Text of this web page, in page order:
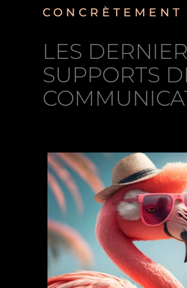
CONCRÈTEMENT
LES
SUPPORTS